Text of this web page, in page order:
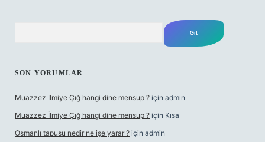
SON YORUMLAR
Muazzez İlmiye Çığ hangi dine mensup ? için admin
Muazzez İlmiye Çığ hangi dine mensup ? için Kısa
Osmanlı tapusu nedir ne işe yarar ? için admin